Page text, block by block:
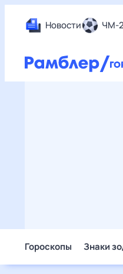
Новости ЧМ-
Гороскопы Знаки